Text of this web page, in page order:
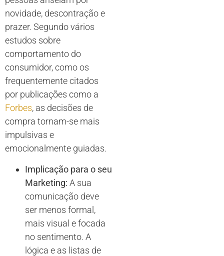
novidade, descontração e
prazer. Segundo vários
estudos sobre
comportamento do
consumidor, como os
frequentemente citados
por publicações como a
Forbes, as decisões de
compra tornam-se mais
impulsivas e
emocionalmente guiadas.
Implicação para o seu
Marketing: A sua
comunicação deve
ser menos formal,
mais visual e focada
no sentimento. A
lógica e as listas de